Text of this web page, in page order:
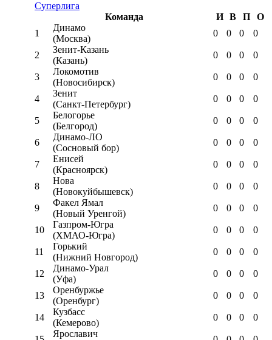
Суперлига
Команда
И В П
О
1
Динамо
(Москва)
0 0 0 0
2
Зенит-Казань
(Казань)
0 0 0 0
3
Локомотив
(Новосибирск)
0 0 0 0
4
Зенит
(Санкт-Петербург)
0 0 0 0
5
Белогорье
(Белгород)
0 0 0 0
6
Динамо-ЛО
(Сосновый бор)
0 0 0 0
7
Енисей
(Красноярск)
0 0 0 0
8
Нова
(Новокуйбышевск)
0 0 0 0
9
Факел Ямал
(Новый Уренгой)
0 0 0 0
10
Газпром-Югра
(ХМАО-Югра)
0 0 0 0
11
Горький
(Нижний Новгород)
0 0 0 0
12
Динамо-Урал
(Уфа)
0 0 0 0
13
Оренбуржье
(Оренбург)
0 0 0 0
14
Кузбасс
(Кемерово)
0 0 0 0
Ярославич